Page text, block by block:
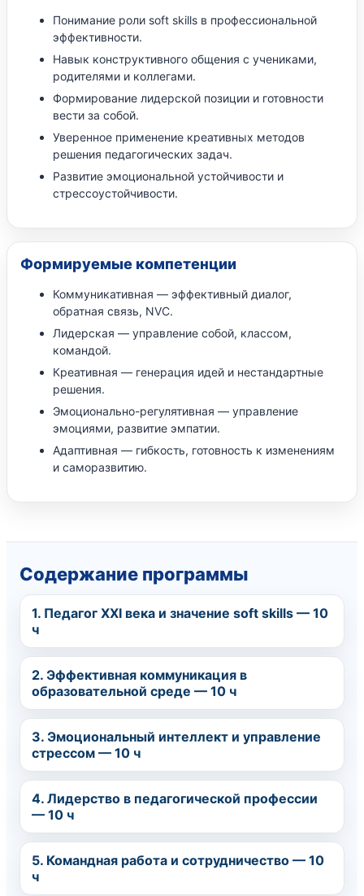
Понимание роли soft skills в профессиональной
эффективности.
Навык конструктивного общения с учениками,
родителями и коллегами.
Формирование лидерской позиции и готовности
вести за собой.
Уверенное применение креативных методов
решения педагогических задач.
Развитие эмоциональной устойчивости и
стрессоустойчивости.
Формируемые компетенции
Коммуникативная — эффективный диалог,
обратная связь, NVC.
Лидерская — управление собой, классом,
командой.
Креативная — генерация идей и нестандартные
решения.
Эмоционально-регулятивная — управление
эмоциями, развитие эмпатии.
Адаптивная — гибкость, готовность к изменениям
и саморазвитию.
Содержание программы
1. Педагог XXI века и значение soft skills — 10
ч
2. Эффективная коммуникация в
образовательной среде — 10 ч
3. Эмоциональный интеллект и управление
стрессом — 10 ч
4. Лидерство в педагогической профессии
— 10 ч
5. Командная работа и сотрудничество — 10
ч